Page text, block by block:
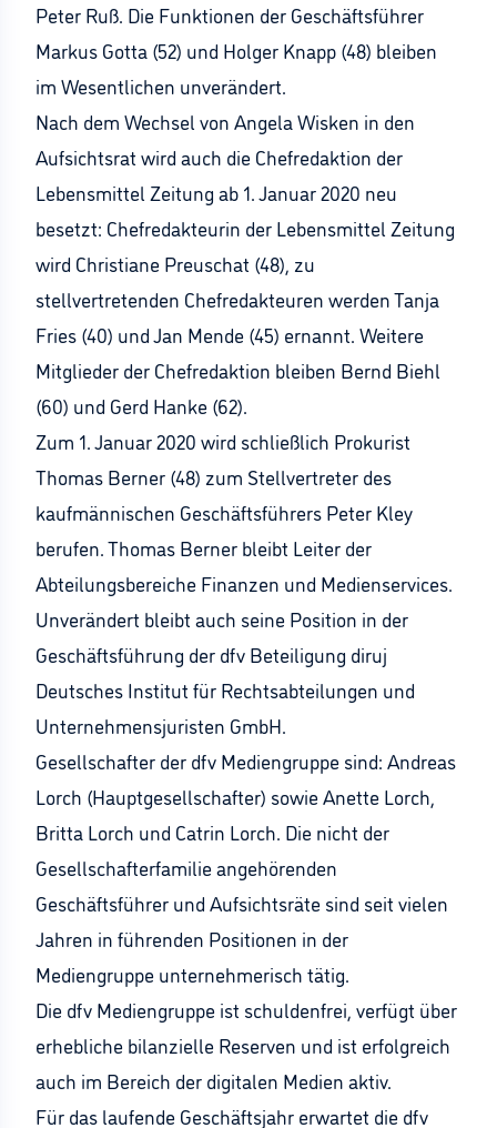
Peter Ruß. Die Funktionen der Geschäftsführer
Markus Gotta (52) und Holger Knapp (48) bleiben
im Wesentlichen unverändert.
Nach dem Wechsel von Angela Wisken in den
Aufsichtsrat wird auch die Chefredaktion der
Lebensmittel Zeitung ab 1. Januar 2020 neu
besetzt: Chefredakteurin der Lebensmittel Zeitung
wird Christiane Preuschat (48), zu
stellvertretenden Chefredakteuren werden Tanja
Fries (40) und Jan Mende (45) ernannt. Weitere
Mitglieder der Chefredaktion bleiben Bernd Biehl
(60) und Gerd Hanke (62).
Zum 1. Januar 2020 wird schließlich Prokurist
Thomas Berner (48) zum Stellvertreter des
kaufmännischen Geschäftsführers Peter Kley
berufen. Thomas Berner bleibt Leiter der
Abteilungsbereiche Finanzen und Medienservices.
Unverändert bleibt auch seine Position in der
Geschäftsführung der dfv Beteiligung diruj
Deutsches Institut für Rechtsabteilungen und
Unternehmensjuristen GmbH.
Gesellschafter der dfv Mediengruppe sind: Andreas
Lorch (Hauptgesellschafter) sowie Anette Lorch,
Britta Lorch und Catrin Lorch. Die nicht der
Gesellschafterfamilie angehörenden
Geschäftsführer und Aufsichtsräte sind seit vielen
Jahren in führenden Positionen in der
Mediengruppe unternehmerisch tätig.
Die dfv Mediengruppe ist schuldenfrei, verfügt über
erhebliche bilanzielle Reserven und ist erfolgreich
auch im Bereich der digitalen Medien aktiv.
Für das laufende Geschäftsjahr erwartet die dfv